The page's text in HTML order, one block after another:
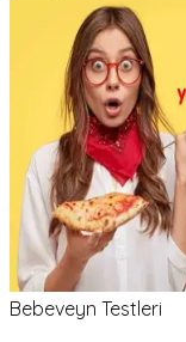
Bebeveyn Testleri